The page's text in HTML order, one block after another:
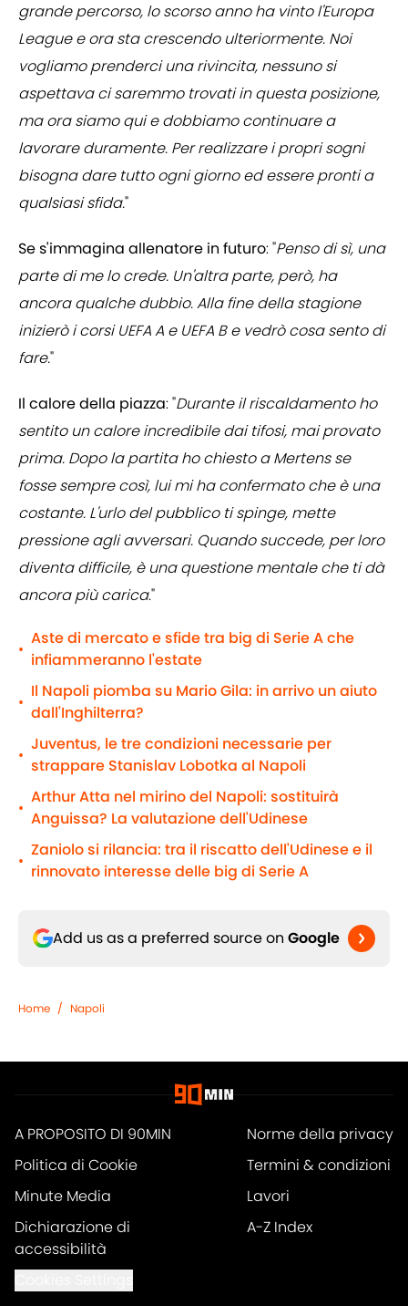
grande percorso, lo scorso anno ha vinto l'Europa
League e ora sta crescendo ulteriormente. Noi
vogliamo prenderci una rivincita, nessuno si
aspettava ci saremmo trovati in questa posizione,
ma ora siamo qui e dobbiamo continuare a
lavorare duramente. Per realizzare i propri sogni
bisogna dare tutto ogni giorno ed essere pronti a
qualsiasi sfida."
Se s'immagina allenatore in futuro: "Penso di sì, una
parte di me lo crede. Un'altra parte, però, ha
ancora qualche dubbio. Alla fine della stagione
inizierò i corsi UEFA A e UEFA B e vedrò cosa sento di
fare."
Il calore della piazza: "Durante il riscaldamento ho
sentito un calore incredibile dai tifosi, mai provato
prima. Dopo la partita ho chiesto a Mertens se
fosse sempre così, lui mi ha confermato che è una
costante. L'urlo del pubblico ti spinge, mette
pressione agli avversari. Quando succede, per loro
diventa difficile, è una questione mentale che ti dà
ancora più carica."
•
Aste di mercato e sfide tra big di Serie A che
infiammeranno l'estate
•
Il Napoli piomba su Mario Gila: in arrivo un aiuto
dall'Inghilterra?
•
Juventus, le tre condizioni necessarie per
strappare Stanislav Lobotka al Napoli
•
Arthur Atta nel mirino del Napoli: sostituirà
Anguissa? La valutazione dell'Udinese
•
Zaniolo si rilancia: tra il riscatto dell'Udinese e il
rinnovato interesse delle big di Serie A
Add us as a preferred source on Google
Home / Napoli
A PROPOSITO DI 90MIN
Norme della privacy
Politica di Cookie
Termini & condizioni
Minute Media
Lavori
Dichiarazione di
accessibilità
A-Z Index